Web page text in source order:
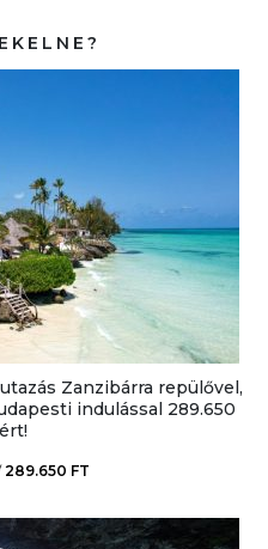
Zanzibárra repülővel,
indulással 289.650
289.650 FT